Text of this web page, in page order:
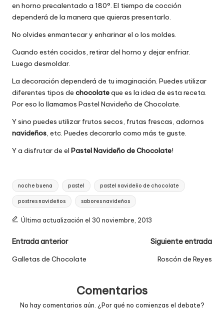
en horno precalentado a 180°. El tiempo de cocción
dependerá de la manera que quieras presentarlo.
No olvides enmantecar y enharinar el o los moldes.
Cuando estén cocidos, retirar del horno y dejar enfriar.
Luego desmoldar.
La decoración dependerá de tu imaginación. Puedes utilizar
diferentes tipos de chocolateque es la idea de esta receta.
Por eso lo llamamos Pastel Navideño de Chocolate.
Y sino puedes utilizar frutos secos, frutas frescas, adornos
navideños, etc. Puedes decorarlo como más te guste.
Y a disfrutar de el Pastel Navideño de Chocolate!
Etiquetas:
noche buena pastel pastel navideño de chocolate
postres navideños sabores navideños
Última actualización el 30 noviembre, 2013
Navegación
de
Entrada anterior
Galletas de Chocolate
Siguiente entrada
Roscón de Reyes
Comentarios
No hay comentarios aún. ¿Por qué no comienzas el debate?